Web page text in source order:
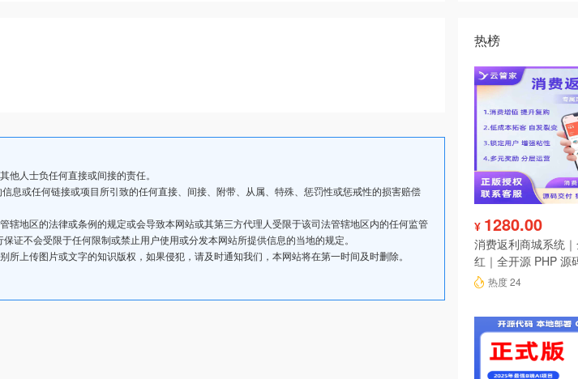
人士负任何直接或间接的责任。
息或任何链接或项目所引致的任何直接、间接、附带、从属、特殊、惩罚性或惩戒性的损害赔偿
地区的法律或条例的规定或会导致本网站或其第三方代理人受限于该司法管辖地区内的任何监管
不会受限于任何限制或禁止用户使用或分发本网站所提供信息的当地的规定。
上传图片或文字的知识版权，如果侵犯，请及时通知我们，本网站将在第一时间及时删除。
热榜
¥ 1280.00
消费返利商城系统
红｜全开源 PHP 源
热度 24